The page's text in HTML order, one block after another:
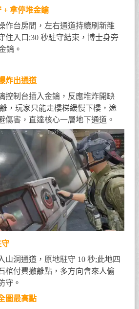
+ 拿停堆金鑰
作台房間，左右通道持續刷新雜
住入口;30 秒駐守結束，博士身旁
鑰。
炸出通道
控制台插入金鑰，反應堆炸開缺
，玩家只能走樓梯緩慢下樓，途
傷害，直達核心一層地下通道。
守
山洞通道，原地駐守 10 秒;此地四
棺付費撤離點，多方向會來人偷
守。
圖最高點